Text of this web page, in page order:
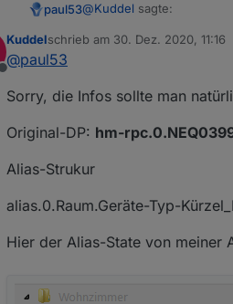
paul53@Kuddel sagte:
Mehr Informationen
Offline
Kuddelschrieb am 30. Dez. 2020, 11:16
zuletzt editiert von
@paul53
Sorry, die Infos sollte man
Original-DP: hm-
Alias-Strukur
alias.0.Raum.Geräte-Typ-
Hier der Alias-State von meiner